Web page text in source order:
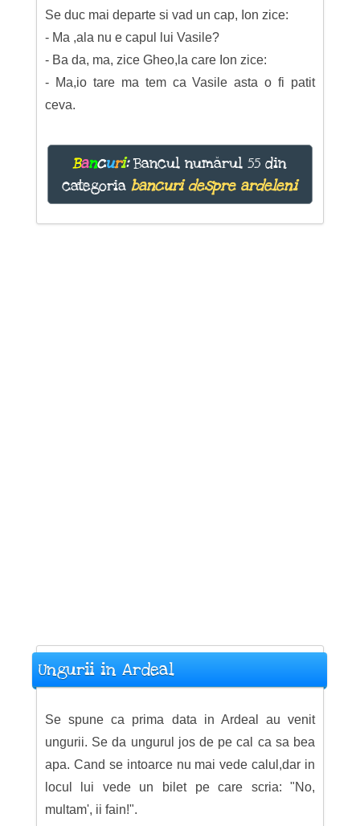
Se duc mai departe si vad un cap, Ion zice:
- Ma ,ala nu e capul lui Vasile?
- Ba da, ma, zice Gheo,la care Ion zice:
- Ma,io tare ma tem ca Vasile asta o fi patit
ceva.
Bancuri:Bancul numărul 55 din
categoriabancuri despre ardeleni
Ungurii in Ardeal
Se spune ca prima data in Ardeal au venit
ungurii. Se da ungurul jos de pe cal ca sa bea
apa. Cand se intoarce nu mai vede calul,dar in
locul lui vede un bilet pe care scria: "No,
multam', ii fain!".